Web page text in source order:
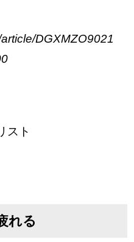
DGXMZO9021
スト
れる